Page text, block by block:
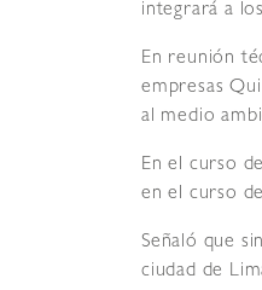
integrará a
En reunión
empresas
al medio
En el curso
en el curso
Señaló que
ciudad de